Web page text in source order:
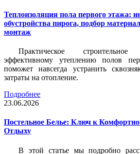
Теплоизоляция пола первого этажа:
обустройства пирога, подбор
монтаж
Практическое
эффективному утеплению полов
поможет навсегда устранить
затраты на отопление.
Подробнее
23.06.2026
Постельное Белье: Ключ к
Отдыху
В этой статье мы подробно